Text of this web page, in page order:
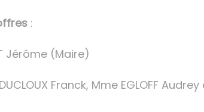
:
Jérôme (Maire)
Franck, Mme EGLOFF